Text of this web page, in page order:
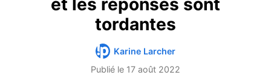
et les réponses sont
tordantes
Karine Larcher
Publié le 17 août 2022